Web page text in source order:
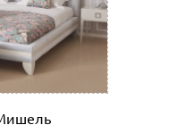
автоматически при
магазине и является
заказа.
обговаривается